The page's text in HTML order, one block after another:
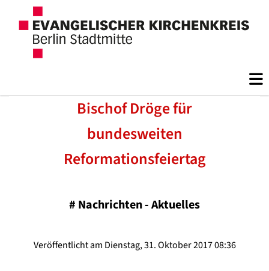
Bischof Dröge für
bundesweiten
Reformationsfeiertag
# Nachrichten - Aktuelles
Veröffentlicht am Dienstag, 31. Oktober 2017 08:36